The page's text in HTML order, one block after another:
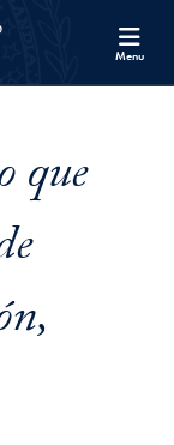
Site Menu
Menu
que